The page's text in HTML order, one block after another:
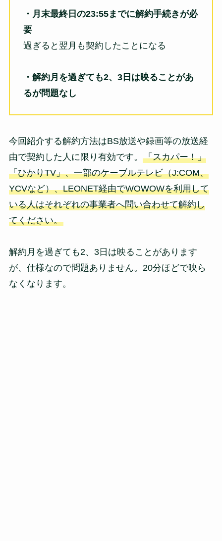
・月末最終日の23:55までに解約手続きが必
要
過ぎると翌月も契約したことになる
・解約月を過ぎても2、3日は映ることがあ
るが問題なし
今回紹介する解約方法はBS放送や録画等の放送経
由で契約した人に限り有効です。 「スカパー！」
「ひかりTV」、一部のケーブルテレビ（J:COM、
YCVなど）、LEONET経由でWOWOWを利用して
いる人はそれぞれの事業者へ問い合わせて解約し
てください。
解約月を過ぎても2、3日は映ることがあります
が、仕様なので問題ありません。20分ほどで映ら
なくなります。